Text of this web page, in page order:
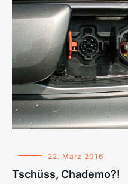
22. März 2016
Tschüss, Chademo?!